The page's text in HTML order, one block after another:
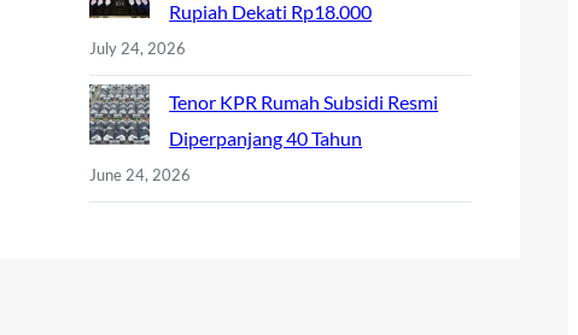
Rupiah Dekati Rp18.000
July 24, 2026
Tenor KPR Rumah Subsidi Resmi
Diperpanjang 40 Tahun
June 24, 2026